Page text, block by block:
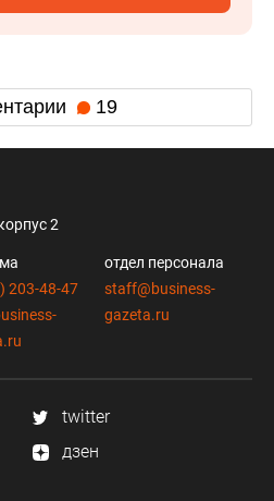
19
2
203-48-47
отдел персонала
staff@business-
gazeta.ru
twitter
дзен